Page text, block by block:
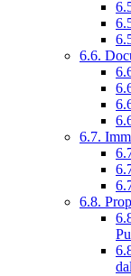
6.6.
6.7.
6.8.